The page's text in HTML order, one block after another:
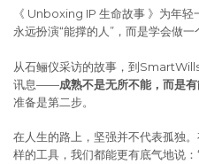
《 Unboxing IP 生命故事 》为年
永远扮演“能撑的人”，而是学会做一
从石鲡仪采访的故事，到
讯息——成熟不是无所不能，而是有
准备是第二步。
在人生的路上，坚强并不代表孤独
样的工具，我们都能更有底气地说